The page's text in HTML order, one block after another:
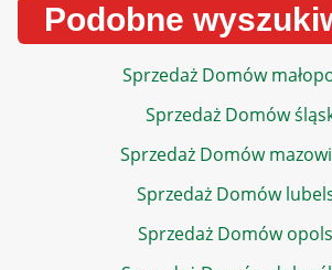
Podobne
Sprzedaż Domów
Sprzedaż Domów
Sprzedaż Domów
Sprzedaż Domów
Sprzedaż Domów